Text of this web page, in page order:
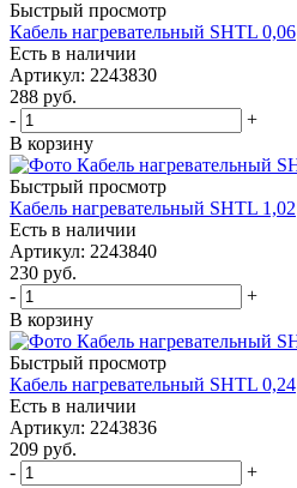
Быстрый просмотр
Кабель нагревательный SHTL 0,06
Есть в наличии
Артикул: 2243830
288 руб.
-
+
В корзину
Быстрый просмотр
Кабель нагревательный SHTL 1,02
Есть в наличии
Артикул: 2243840
230 руб.
-
+
В корзину
Быстрый просмотр
Кабель нагревательный SHTL 0,24
Есть в наличии
Артикул: 2243836
209 руб.
-
+